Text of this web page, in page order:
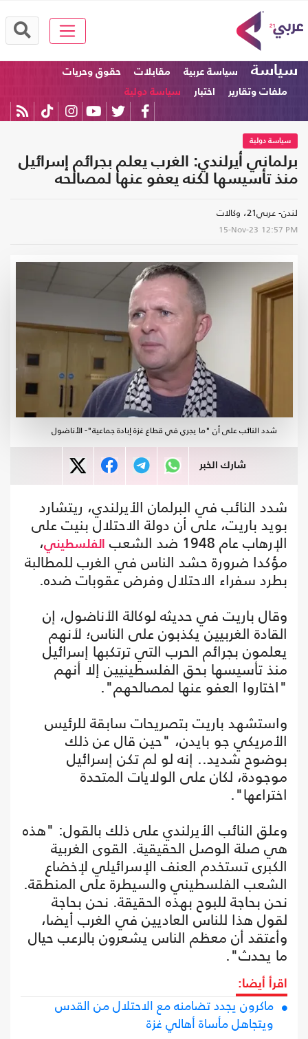
سياسة سياسة عربية مقابلات
حقوق وحريات
ملفات وتقارير
اختبار سياسة دولية
سياسة دولية
برلماني أيرلندي: الغرب يعلم بجرائم إسرائيل
منذ تأسيسها لكنه يعفو عنها لمصالحه
لندن- عربي21، وكالات
15-Nov-23 12:57 PM
شدد النائب على أن "ما يجري في قطاع غزة إبادة جماعية"- الأناضول
شارك الخبر
شدد النائب في البرلمان الأيرلندي، ريتشارد
بويد باريت، على أن دولة الاحتلال بنيت على
الإرهاب عام 1948 ضد الشعب الفلسطيني،
مؤكدا ضرورة حشد الناس في الغرب للمطالبة
بطرد سفراء الاحتلال وفرض عقوبات ضده.
وقال باريت في حديثه لوكالة الأناضول، إن
القادة الغربيين يكذبون على الناس؛ لأنهم
يعلمون بجرائم الحرب التي ترتكبها إسرائيل
منذ تأسيسها بحق الفلسطينيين إلا أنهم
"اختاروا العفو عنها لمصالحهم".
واستشهد باريت بتصريحات سابقة للرئيس
الأمريكي جو بايدن، "حين قال عن ذلك
بوضوح شديد.. إنه لو لم تكن إسرائيل
موجودة، لكان على الولايات المتحدة
اختراعها".
وعلق النائب الأيرلندي على ذلك بالقول: "هذه
هي صلة الوصل الحقيقية. القوى الغربية
الكبرى تستخدم العنف الإسرائيلي لإخضاع
الشعب الفلسطيني والسيطرة على المنطقة.
نحن بحاجة للبوح بهذه الحقيقة. نحن بحاجة
لقول هذا للناس العاديين في الغرب أيضا،
وأعتقد أن معظم الناس يشعرون بالرعب حيال
ما يحدث".
اقرأ أيضا:
ماكرون يجدد تضامنه مع الاحتلال من القدس
ويتجاهل مأساة أهالي غزة